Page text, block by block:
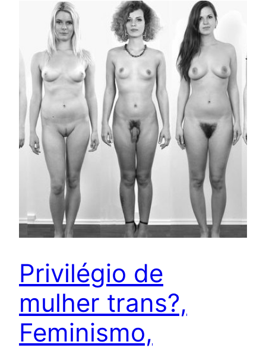
Privilégio de
mulher trans?,
Feminismo,